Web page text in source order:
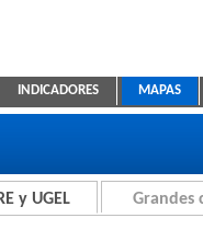
Educativa
INDICADORES MAPAS
y UGEL Grandes